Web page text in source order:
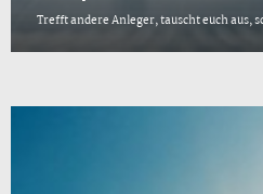
Trefft andere Anleger, tauscht euch aus,